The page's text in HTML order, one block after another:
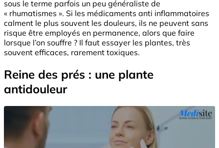
sous le terme parfois un peu généraliste de
« rhumatismes ». Si les médicaments anti inflammatoires
calment le plus souvent les douleurs, ils ne peuvent sans
risque être employés en permanence, alors que faire
lorsque l’on souffre ? Il faut essayer les plantes, très
souvent efficaces, rarement toxiques.
Reine des prés : une plante
antidouleur